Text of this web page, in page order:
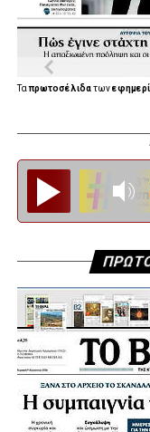
Ταπρωτοσέλιδατων